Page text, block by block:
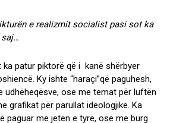
e realizmit socialist pasi sot ka
patur piktorë që i kanë shërbyer
Ky ishte “haraçi”që paguhesh,
udhëheqësve, ose me temat për luftën
grafikat për parullat ideologjike. Ka
paguar me jetën e tyre, ose me burg